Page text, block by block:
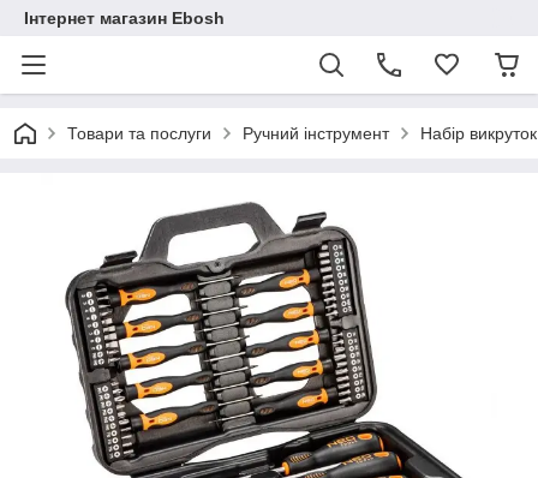
Інтернет магазин Ebosh
Товари та послуги Ручний інструмент Набір